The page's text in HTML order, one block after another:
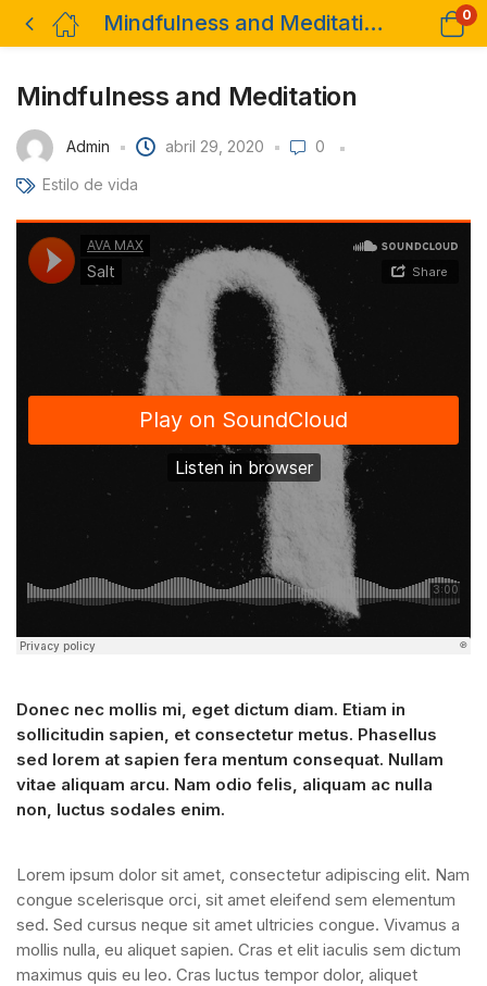
Mindfulness and Meditation 0
Mindfulness and Meditation
Admin abril 29, 2020 0
Estilo de vida
Donec nec mollis mi, eget dictum diam. Etiam in
sollicitudin sapien, et consectetur metus. Phasellus
sed lorem at sapien fera mentum consequat. Nullam
vitae aliquam arcu. Nam odio felis, aliquam ac nulla
non, luctus sodales enim.
Lorem ipsum dolor sit amet, consectetur adipiscing elit. Nam
congue scelerisque orci, sit amet eleifend sem elementum
sed. Sed cursus neque sit amet ultricies congue. Vivamus a
mollis nulla, eu aliquet sapien. Cras et elit iaculis sem dictum
maximus quis eu leo. Cras luctus tempor dolor, aliquet